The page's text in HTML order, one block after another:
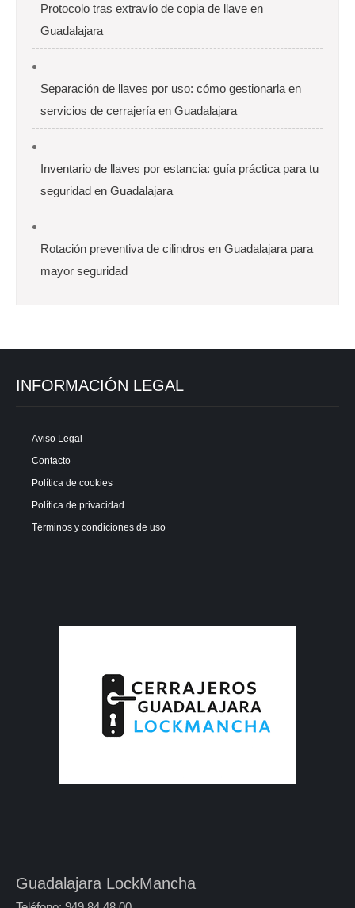
Protocolo tras extravío de copia de llave en
Guadalajara
Separación de llaves por uso: cómo gestionarla en
servicios de cerrajería en Guadalajara
Inventario de llaves por estancia: guía práctica para tu
seguridad en Guadalajara
Rotación preventiva de cilindros en Guadalajara para
mayor seguridad
INFORMACIÓN LEGAL
Aviso Legal
Contacto
Política de cookies
Política de privacidad
Términos y condiciones de uso
Guadalajara LockMancha